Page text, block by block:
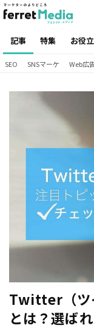
記事 特集 お役
SEO SNSマーケ Web広
Twitter（ツ
とは？選ば